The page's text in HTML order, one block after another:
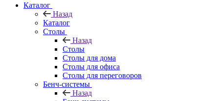
Каталог
Назад
Каталог
Столы
Назад
Столы
Столы для дома
Столы для офиса
Столы для переговоров
Бенч-системы
Назад